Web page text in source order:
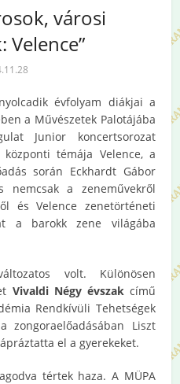
városi
Velence”
évfolyam diákjai a
a Művészetek Palotájába
Junior koncertsorozat
témája Velence, a
során Eckhardt Gábor
nemcsak a zeneművekről
és Velence zenetörténeti
a barokk zene világába
volt. Különösen
Vivaldi Négy évszak című
Rendkívüli Tehetségek
zongoraelőadásában Liszt
el a gyerekeket.
tértek haza. A MÜPA